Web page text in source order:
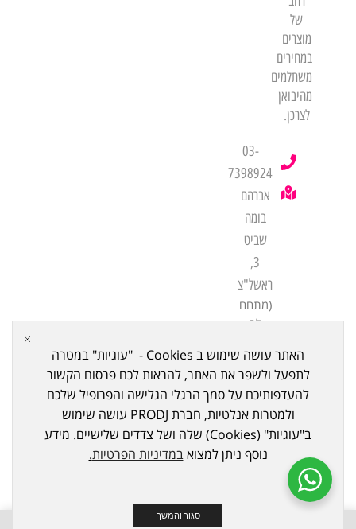
של
מוצרים
במחירים
משתלמים
מהיבואן
לצרכן.
03-
7398924
אברהם
בומה
שביט
3,
ראשל"צ
(מתחם
לב
ביתן
21)
כל הזכויות שמורות ל © 2023
האתר עושה שימוש ב Cookies - "עוגיות" במטרה
לתפעל ולשפר את האתר, להראות לכם פרסום הקשור
להעדפותיכם על סמך הרגלי הגלישה והפרופיל שלכם
ולמטרות אנלטיות, חברת PRODJ עושה שימוש
ב"עוגיות" (Cookies) שלה ושל צדדים שלישיים. מידע
נוסף ניתן למצואבמדיניות הפרטיות.
סגור והמשך